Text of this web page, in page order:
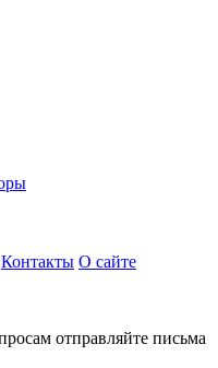
Контакты О сайте
отправляйте письма